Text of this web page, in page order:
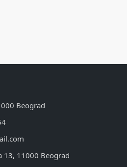
Beograd
13, 11000 Beograd